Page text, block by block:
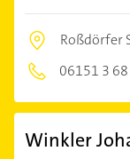
Roßdörfer
06151 3
Winkler